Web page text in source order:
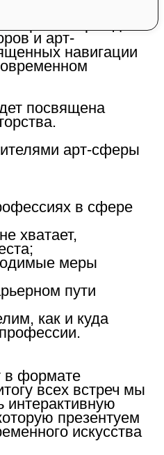
серию встреч для
и арт-
навигации
посвящена
арт-сферы
в сфере
хватает,
меры
пути
как и куда
в формате
всех встреч мы
интерактивную
презентуем
искусства